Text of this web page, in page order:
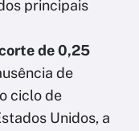
principais
de 0,25
de
ciclo de
Unidos, a